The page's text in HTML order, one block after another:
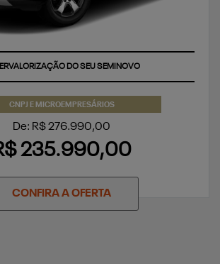
DO SEU SEMINOVO
CNPJ E MICROEMPRESÁRIOS
De: R$ 276.990,00
235.990,00
CONFIRA A OFERTA